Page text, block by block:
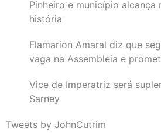
Pinheiro e município alcança
história
Flamarion Amaral diz que
vaga na Assembleia e
Vice de Imperatriz será
Sarney
Tweets by JohnCutrim